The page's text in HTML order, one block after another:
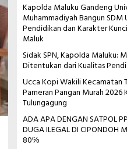
Kapolda Maluku Gandeng
Muhammadiyah Bangun SDM
Pendidikan dan Karakter
Maluk
Sidak SPN, Kapolda Maluku:
Ditentukan dari Kualitas
Ucca Kopi Wakili Kecamatan
Pameran Pangan Murah 2026
Tulungagung
ADA APA DENGAN SATPOL
DUGA ILEGAL DI CIPONDOH
80℅